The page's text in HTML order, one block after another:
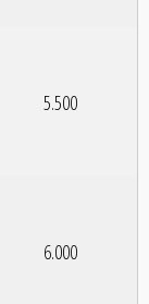
5.500
6.000